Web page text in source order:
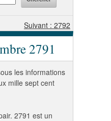
Suivant : 2792
2791
les informations
mille sept cent
2791 est un